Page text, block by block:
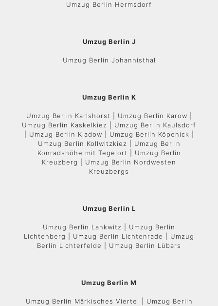
Umzug Berlin Hermsdorf
Umzug Berlin J
Umzug Berlin Johannisthal
Umzug Berlin K
Umzug Berlin Karlshorst | Umzug Berlin Karow |
Umzug Berlin Kaskelkiez | Umzug Berlin Kaulsdorf
| Umzug Berlin Kladow | Umzug Berlin Köpenick |
Umzug Berlin Kollwitzkiez | Umzug Berlin
Konradshöhe mit Tegelort | Umzug Berlin
Kreuzberg | Umzug Berlin Nordwesten
Kreuzbergs
Umzug Berlin L
Umzug Berlin Lankwitz | Umzug Berlin
Lichtenberg | Umzug Berlin Lichtenrade | Umzug
Berlin Lichterfelde | Umzug Berlin Lübars
Umzug Berlin M
Umzug Berlin Märkisches Viertel | Umzug Berlin